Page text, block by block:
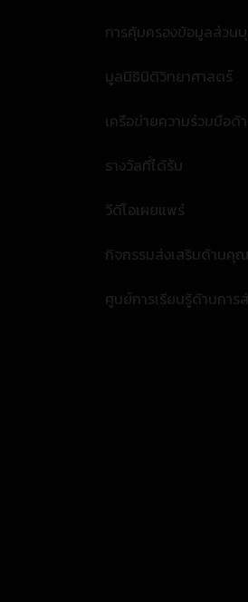
การคุ้มครองข้อมูลส่วน
มูลนิธินิติวิทยาศาสตร์
เครือข่ายความร่วมมือ
รางวัลที่ได้รับ
วีดีโอเผยแพร่
กิจกรรมส่งเสริมด้านคุ
ศูนย์การเรียนรู้ด้านกา